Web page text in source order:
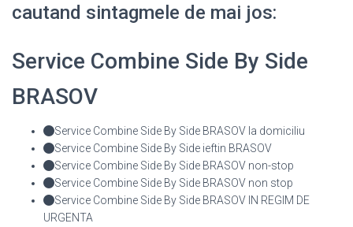
cautand sintagmele de mai jos:
Service Combine Side By Side
BRASOV
Service Combine Side By Side BRASOV la domiciliu
Service Combine Side By Side ieftin BRASOV
Service Combine Side By Side BRASOV non-stop
Service Combine Side By Side BRASOV non stop
Service Combine Side By Side BRASOV IN REGIM DE
URGENTA